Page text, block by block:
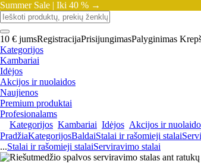
Summer Sale | Iki 40 % →
10 € jumsRegistracijaPrisijungimasPalyginimas
Kategorijos
Kambariai
Idėjos
Akcijos ir nuolaidos
Naujienos
Premium produktai
Profesionalams
Kategorijos Kambariai Idėjos Akcijos ir
PradžiaKategorijosBaldaiStalai ir rašomieji stalai
...Stalai ir rašomieji stalaiServiravimo stalai